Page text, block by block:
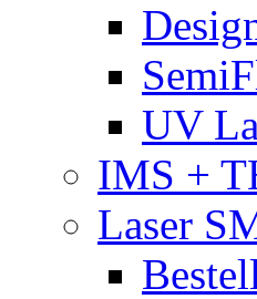
UV
IMS +
Laser